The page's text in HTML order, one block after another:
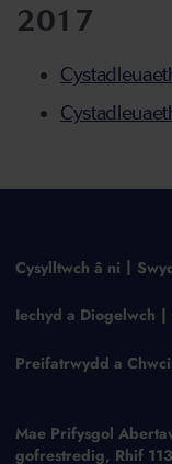
2017
Cysylltwch â ni
Iechyd a Diogelwch
Preifatrwydd a
Mae Prifysgol
gofrestredig, Rhif